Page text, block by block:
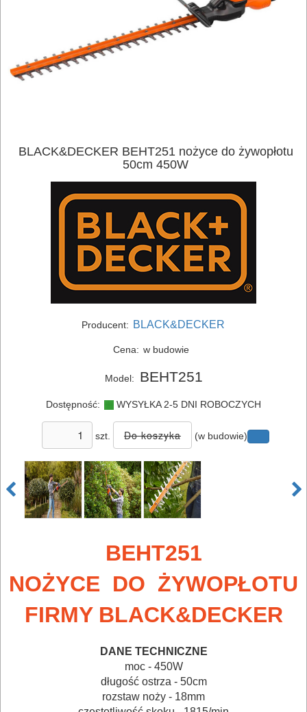
ELEKTRONARZĘDZIA
SIECIOWE
ELEKTRONARZĘDZIA
AKUMULATOROWE
AKCESORIA
ELEKTRONARZĘDZI
MAGAZYNOWANIE
POMIAROWE
NARZĘDZIA
BUDOWLANE
GLAZURNICZE
BLACK&DECKER BEHT251 nożyce do żywopłotu
50cm 450W
Producent: BLACK&DECKER
Cena: w budowie
Model: BEHT251
Dostępność: WYSYŁKA 2-5 DNI ROBOCZYCH
szt. (w budowie)
BEHT251
NOŻYCE DO ŻYWOPŁOTU
FIRMY BLACK&DECKER
DANE TECHNICZNE
moc - 450W
długość ostrza - 50cm
rozstaw noży - 18mm